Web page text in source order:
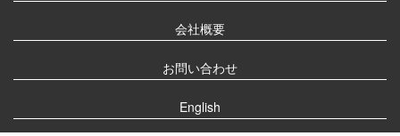
会社概要
お問い合わせ
English